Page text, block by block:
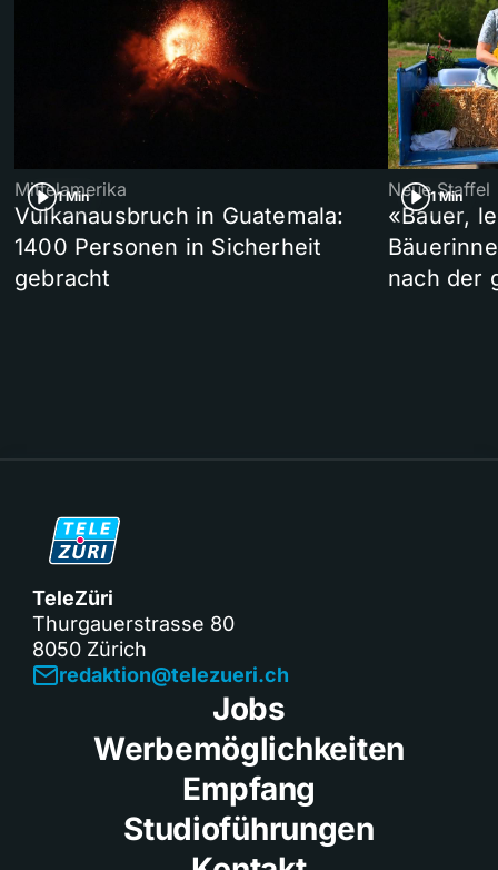
1 Min
Mittelamerika
Vulkanausbruch in Guatemala:
1400 Personen in Sicherheit
gebracht
1 Min
Neue Staffel
«Bauer,
nach der
TeleZüri
Thurgauerstrasse 80
8050 Zürich
redaktion@telezueri.ch
Jobs
Werbemöglichkeiten
Empfang
Studioführungen